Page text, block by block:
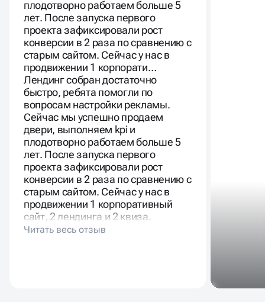
плодотворно работаем больше 5
лет. После запуска первого
проекта зафиксировали рост
конверсии в 2 раза по сравнению с
старым сайтом. Сейчас у нас в
продвижении 1 корпорати…
Лендинг собран достаточно
быстро, ребята помогли по
вопросам настройки рекламы.
Сейчас мы успешно продаем
двери, выполняем kpi и
плодотворно работаем больше 5
лет. После запуска первого
проекта зафиксировали рост
конверсии в 2 раза по сравнению с
старым сайтом. Сейчас у нас в
продвижении 1 корпоративный
сайт, 2 лендинга и 2 квиза.